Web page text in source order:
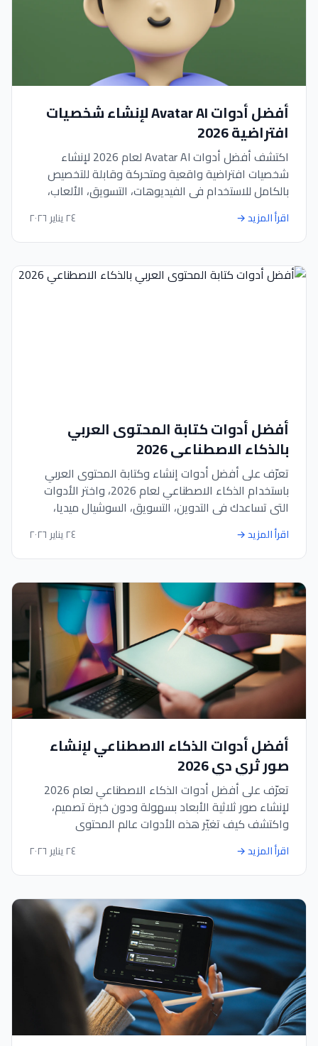
أفضل أدوات Avatar AI لإنشاء شخصيات
افتراضية 2026
اكتشف أفضل أدوات Avatar AI لعام 2026 لإنشاء
شخصيات افتراضية واقعية ومتحركة وقابلة للتخصيص
بالكامل للاستخدام في الفيديوهات، التسويق، الألعاب،
والسوشيال ميديا.
٢٤ يناير ٢٠٢٦ اقرأ المزيد→
أفضل أدوات كتابة المحتوى العربي
بالذكاء الاصطناعي 2026
تعرّف على أفضل أدوات إنشاء وكتابة المحتوى العربي
باستخدام الذكاء الاصطناعي لعام 2026، واختر الأدوات
التي تساعدك في التدوين، التسويق، السوشيال ميديا،
وتحسين السيو بسرعة ودقة.
٢٤ يناير ٢٠٢٦ اقرأ المزيد→
أفضل أدوات الذكاء الاصطناعي لإنشاء
صور ثري دي 2026
تعرّف على أفضل أدوات الذكاء الاصطناعي لعام 2026
لإنشاء صور ثلاثية الأبعاد بسهولة ودون خبرة تصميم،
واكتشف كيف تغيّر هذه الأدوات عالم المحتوى
والمنتجات.
٢٤ يناير ٢٠٢٦ اقرأ المزيد→